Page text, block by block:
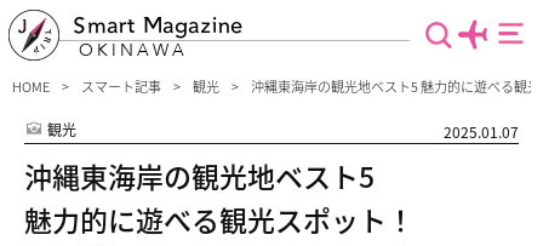
Smart Magazine
OKINAWA
HOME スマート記事 観光 沖縄東海岸の観光地ベスト5 魅力的に遊べる観
観光 2025.01.07
沖縄東海岸の観光地ベスト5
魅力的に遊べる観光スポット！